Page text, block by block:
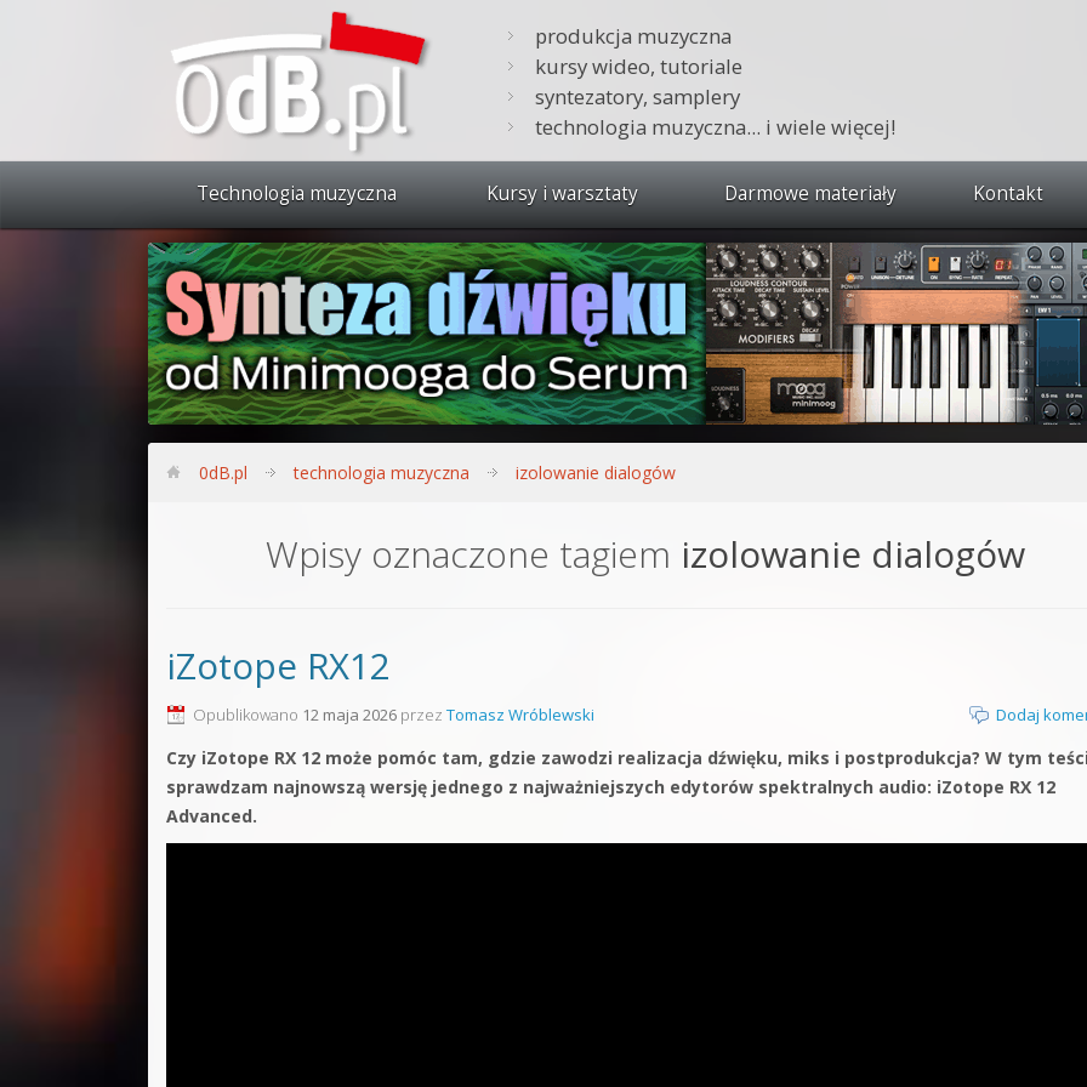
produkcja muzyczna
kursy wideo, tutoriale
syntezatory, samplery
technologia muzyczna... i wiele więcej!
Technologia muzyczna Kursy i warsztaty
Zobacz wszystkie kursy i warsztaty
Synteza dźwięku 🔥
Produkcja muzyczna w praktyce
Bitwig Studio od podstaw
Sound Forge od podstaw
Pakiety
Darmowe materiały Kontakt
0dB.pl technologia muzyczna izolowanie dialogów
Wpisy oznaczone tagiem izolowanie dialogów
iZotope RX12
Opublikowano 12 maja 2026 przez Tomasz Wróblewski Dodaj
Czy iZotope RX 12 może pomóc tam, gdzie zawodzi realizacja dźwięku, miks i postprodukcja? W tym
sprawdzam najnowszą wersję jednego z najważniejszych edytorów spektralnych audio: iZotope RX 12
Advanced.